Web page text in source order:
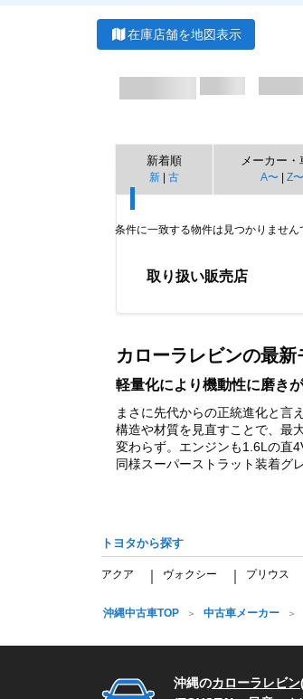
在庫店舗を地図表示
新着順
新 | 古
メーカー・
A〜| Z〜
条件に一致する物件は見つかりません
取り扱い販売店
0
カローラレビンの最新
軽量化により機動性に磨き
まさに先代からの正統進化と言
構造や材質を見直すことで、最
変わらず。エンジンも1.6Lの直
同様スーパーストラット装着グ
トヨタから探す
アクア ヴォクシー プリウス
沖縄中古車TOP 中古車メーカー
沖縄のカローラレビン